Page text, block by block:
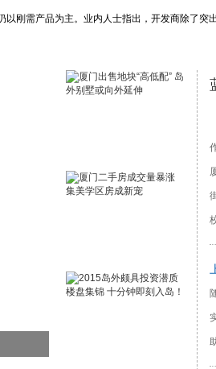
刚需产品为主。业内人士指出，开发商除了突
3/3 2015岛外颇具投资潜质楼